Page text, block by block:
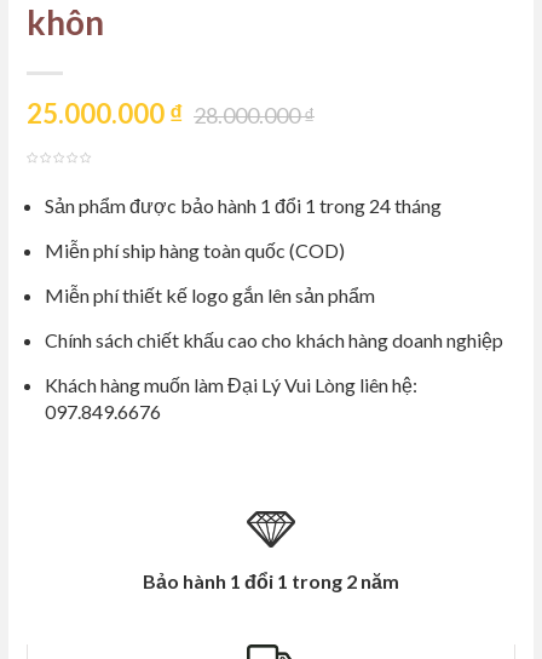
khôn
25.000.000₫ 28.000.000₫
Sản phẩm được bảo hành 1 đổi 1 trong 24 tháng
Miễn phí ship hàng toàn quốc (COD)
Miễn phí thiết kế logo gắn lên sản phẩm
Chính sách chiết khấu cao cho khách hàng doanh nghiệp
Khách hàng muốn làm Đại Lý Vui Lòng liên hệ:
097.849.6676
Bảo hành 1 đổi 1 trong 2 năm